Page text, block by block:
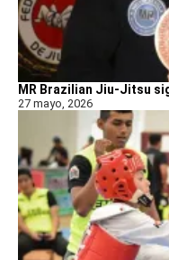
MR Brazilian Jiu-Jitsu
27 mayo, 2026